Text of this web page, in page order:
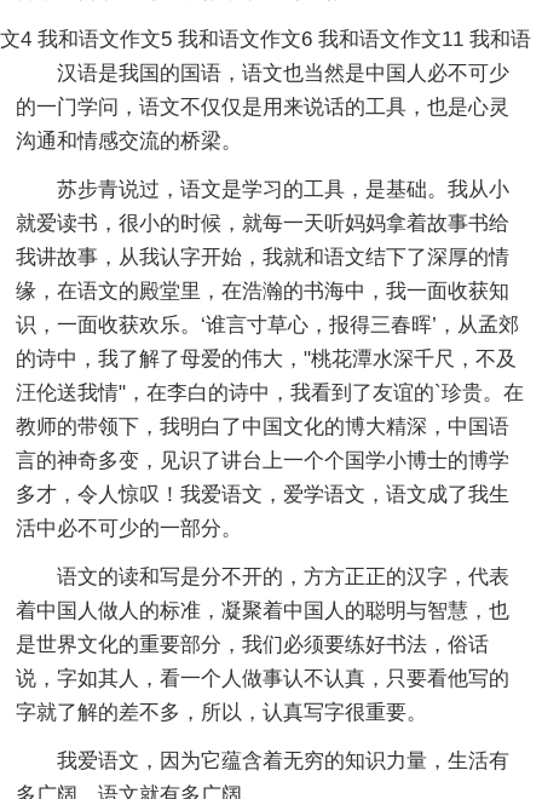
文4
汉语是我国的国语，语文也当然是中国人必不可少
的一门学问，语文不仅仅是用来说话的工具，也是心灵
沟通和情感交流的桥梁。
苏步青说过，语文是学习的工具，是基础。我从小
就爱读书，很小的时候，就每一天听妈妈拿着故事书给
我讲故事，从我认字开始，我就和语文结下了深厚的情
缘，在语文的殿堂里，在浩瀚的书海中，我一面收获知
识，一面收获欢乐。‘谁言寸草心，报得三春晖’，从孟郊
的诗中，我了解了母爱的伟大，"桃花潭水深千尺，不及
汪伦送我情"，在李白的诗中，我看到了友谊的`珍贵。在
教师的带领下，我明白了中国文化的博大精深，中国语
言的神奇多变，见识了讲台上一个个国学小博士的博学
多才，令人惊叹！我爱语文，爱学语文，语文成了我生
活中必不可少的一部分。
语文的读和写是分不开的，方方正正的汉字，代表
着中国人做人的标准，凝聚着中国人的聪明与智慧，也
是世界文化的重要部分，我们必须要练好书法，俗话
说，字如其人，看一个人做事认不认真，只要看他写的
字就了解的差不多，所以，认真写字很重要。
我爱语文，因为它蕴含着无穷的知识力量，生活有
多广阔，语文就有多广阔。
我和语文作文5 我和语文作文6 我和语文作文11 我和语